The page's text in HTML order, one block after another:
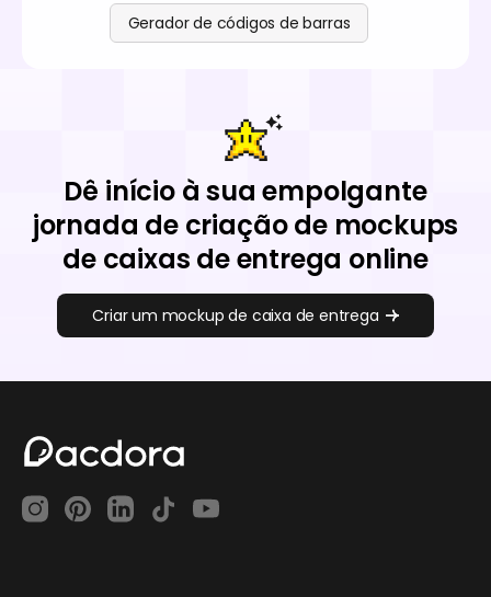
Gerador de códigos de barras
Dê início à sua empolgante
jornada de criação de mockups
de caixas de entrega online
Criar um mockup de caixa de entrega